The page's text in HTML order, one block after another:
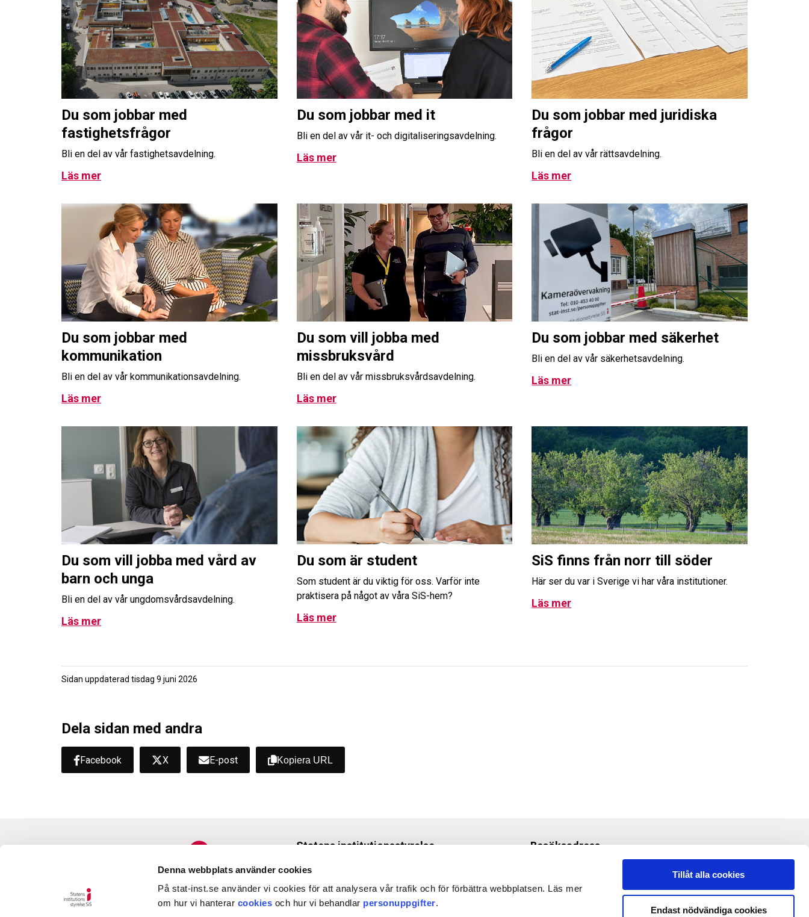
Denna webbplats använder cookies
På stat-inst.se använder vi cookies för att analysera vår trafik och för förbättra webbplatsen. Läs mer
om hur vi hanterar cookies och hur vi behandlar personuppgifter.
Tillåt alla cookies
Endast nödvändiga cookies
Du som jobbar med
fastighetsfrågor
Bli en del av vår fastighetsavdelning.
Läs mer
Du som jobbar med it
Bli en del av vår it- och digitaliseringsavdelning.
Läs mer
Du som jobbar med juridiska
frågor
Bli en del av vår rättsavdelning.
Läs mer
Du som jobbar med
kommunikation
Bli en del av vår kommunikationsavdelning.
Läs mer
Du som vill jobba med
missbruksvård
Bli en del av vår missbruksvårdsavdelning.
Läs mer
Du som jobbar med säkerhet
Bli en del av vår säkerhetsavdelning.
Läs mer
Du som vill jobba med vård av
barn och unga
Bli en del av vår ungdomsvårdsavdelning.
Läs mer
Du som är student
Som student är du viktig för oss. Varför inte
praktisera på något av våra SiS-hem?
Läs mer
SiS finns från norr till söder
Här ser du var i Sverige vi har våra institutioner.
Läs mer
Sidan uppdaterad tisdag 9 juni 2026
Dela sidan med andra
Facebook X E-post Kopiera URL
Statens institutionsstyrelse
010-453 40 00
Fax 010-453 40 50
Besöksadress
Svetsarvägen 10, Solna